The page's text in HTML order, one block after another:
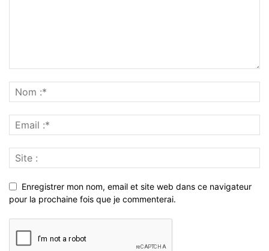
Enregistrer mon nom, email et site web dans ce navigateur
pour la prochaine fois que je commenterai.